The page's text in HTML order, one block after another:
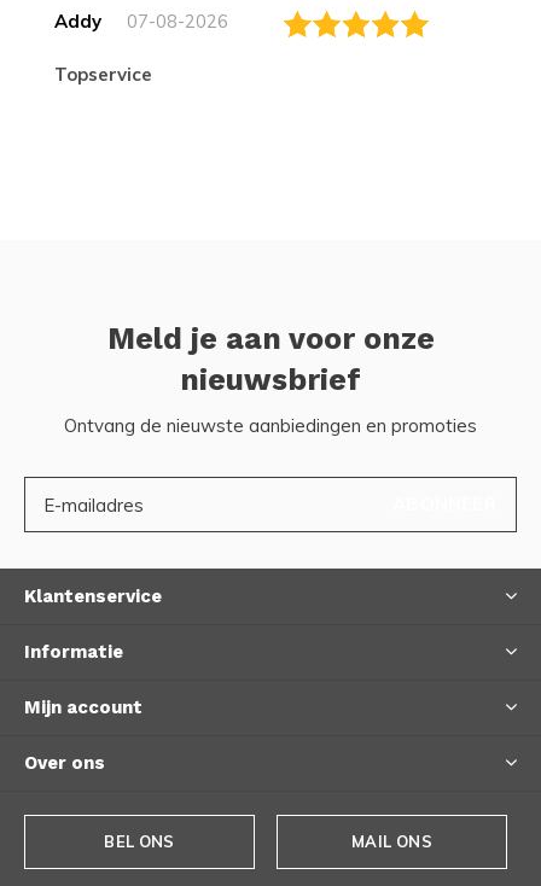
Addy 07-08-2026
topservice
Meld je aan voor onze
nieuwsbrief
Ontvang de nieuwste aanbiedingen en promoties
Klantenservice
Informatie
Mijn account
Over ons
BEL ONS MAIL ONS